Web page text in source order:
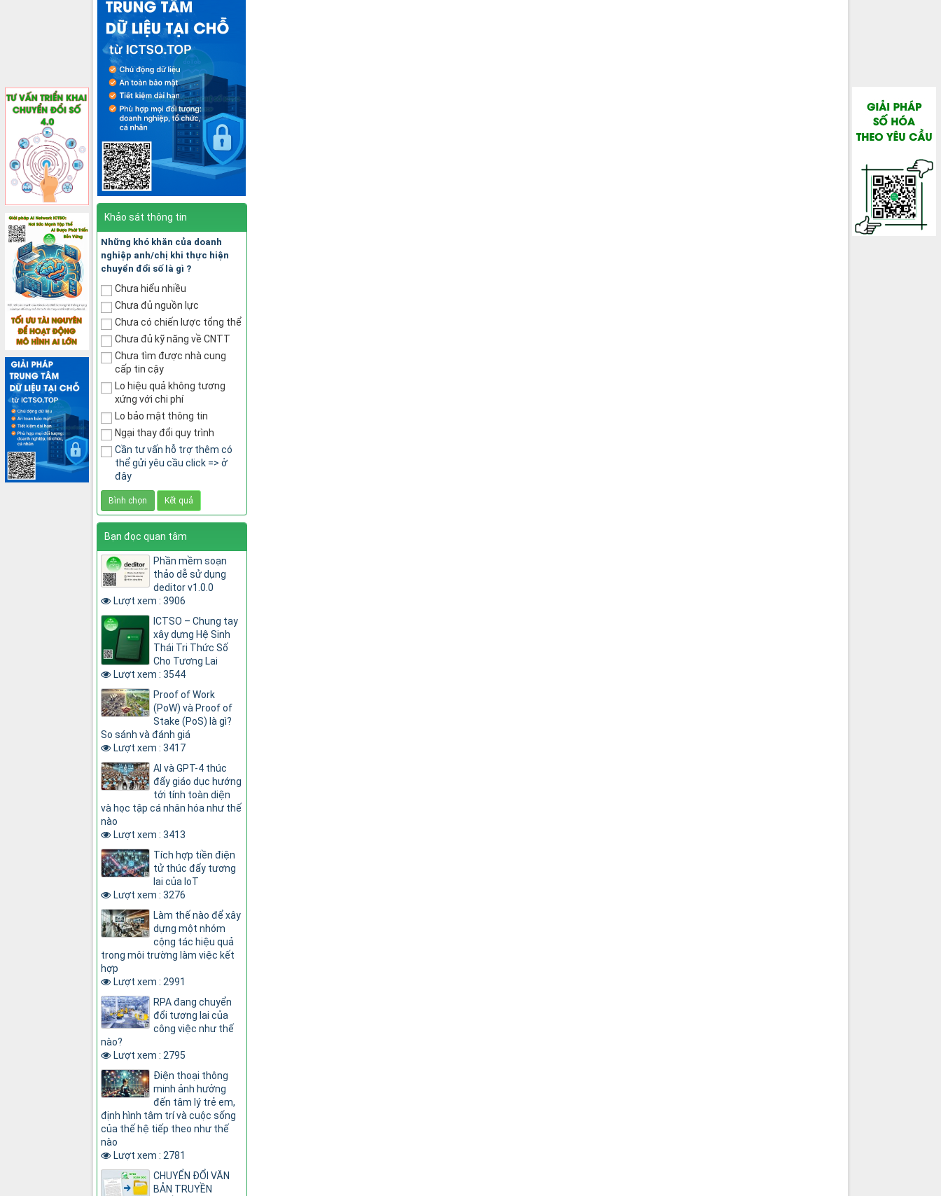
Khảo sát thông tin
Những khó khăn của doanh
nghiệp anh/chị khi thực hiện
chuyển đổi số là gì ?
Chưa hiểu nhiều
Chưa đủ nguồn lực
Chưa có chiến lược tổng thể
Chưa đủ kỹ năng về CNTT
Chưa tìm được nhà cung
cấp tin cậy
Lo hiệu quả không tương
xứng với chi phí
Lo bảo mật thông tin
Ngại thay đổi quy trình
Cần tư vấn hỗ trợ thêm có
thể gửi yêu cầu click => ở
đây
Bạn đọc quan tâm
Phần mềm soạn
thảo dễ sử dụng
deditor v1.0.0
Lượt xem : 3906
ICTSO – Chung tay
xây dựng Hệ Sinh
Thái Tri Thức Số
Cho Tương Lai
Lượt xem : 3544
Proof of Work
(PoW) và Proof of
Stake (PoS) là gì?
So sánh và đánh giá
Lượt xem : 3417
AI và GPT-4 thúc
đẩy giáo dục hướng
tới tính toàn diện
và học tập cá nhân hóa như thế
nào
Lượt xem : 3413
Tích hợp tiền điện
tử thúc đẩy tương
lai của IoT
Lượt xem : 3276
Làm thế nào để xây
dựng một nhóm
cộng tác hiệu quả
trong môi trường làm việc kết
hợp
Lượt xem : 2991
RPA đang chuyển
đổi tương lai của
công việc như thế
nào?
Lượt xem : 2795
Điện thoại thông
minh ảnh hưởng
đến tâm lý trẻ em,
định hình tâm trí và cuộc sống
của thế hệ tiếp theo như thế
nào
Lượt xem : 2781
CHUYỂN ĐỔI VĂN
BẢN TRUYỀN